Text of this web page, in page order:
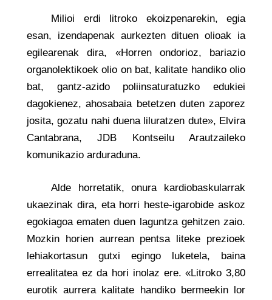
Milioi erdi litroko ekoizpenarekin, egia
esan, izendapenak aurkezten dituen olioak ia
egilearenak dira, «Horren ondorioz, bariazio
organolektikoek olio on bat, kalitate handiko olio
bat, gantz-azido poliinsaturatuzko edukiei
dagokienez, ahosabaia betetzen duten zaporez
josita, gozatu nahi duena liluratzen dute», Elvira
Cantabrana, JDB Kontseilu Arautzaileko
komunikazio arduraduna.
Alde horretatik, onura kardiobaskularrak
ukaezinak dira, eta horri heste-igarobide askoz
egokiagoa ematen duen laguntza gehitzen zaio.
Mozkin horien aurrean pentsa liteke prezioek
lehiakortasun gutxi egingo luketela, baina
errealitatea ez da hori inolaz ere. «Litroko 3,80
eurotik aurrera kalitate handiko bermeekin lor